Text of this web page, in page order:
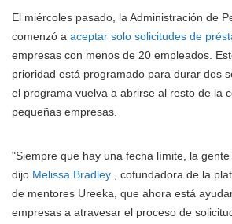
El miércoles pasado, la Administración de
comenzó a aceptar solo solicitudes de
empresas con menos de 20 empleados.
prioridad está programado para durar dos
el programa vuelva a abrirse al resto de la
pequeñas empresas.
"Siempre que hay una fecha límite, la gente
dijo Melissa Bradley , cofundadora de la
de mentores Ureeka, que ahora está
empresas a atravesar el proceso de